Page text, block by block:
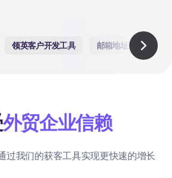
领英客户开发工具 邮箱地址验证工具
外贸企业信赖
过我们的获客工具实现更快速的增长